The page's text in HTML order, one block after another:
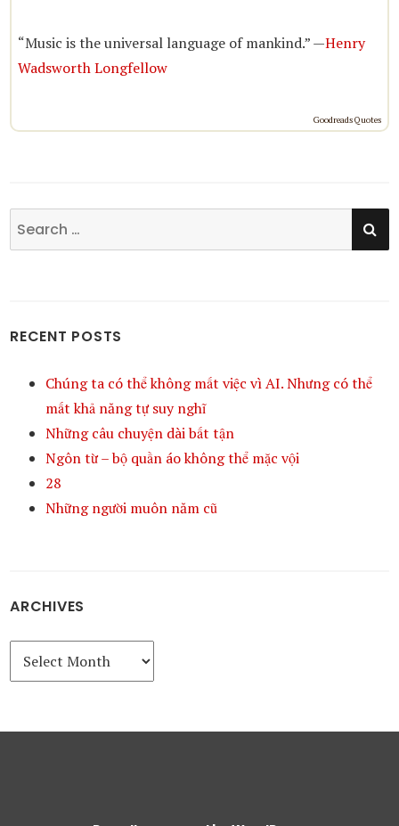
“Music is the universal language of mankind.” —Henry
Wadsworth Longfellow
Goodreads Quotes
Search
for:
RECENT POSTS
Chúng ta có thể không mất việc vì AI. Nhưng có thể
mất khả năng tự suy nghĩ
Những câu chuyện dài bất tận
Ngôn từ – bộ quần áo không thể mặc vội
28
Những người muôn năm cũ
ARCHIVES
Archives